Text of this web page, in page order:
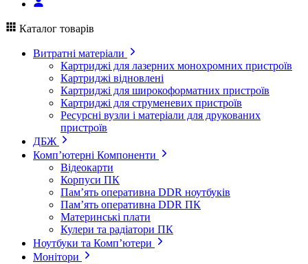
Каталог товарів
Витратні матеріали
Картриджі для лазерних монохромних пристроїв
Картриджі відновлені
Картриджі для широкоформатних пристроїв
Картриджі для струменевих пристроїв
Ресурсні вузли і матеріали для друкованих
пристроїв
ДБЖ
Комп’ютерні Компоненти
Відеокарти
Корпуси ПК
Пам’ять оперативна DDR ноутбуків
Пам’ять оперативна DDR ПК
Материнські плати
Кулери та радіатори ПК
Ноутбуки та Комп’ютери
Монітори